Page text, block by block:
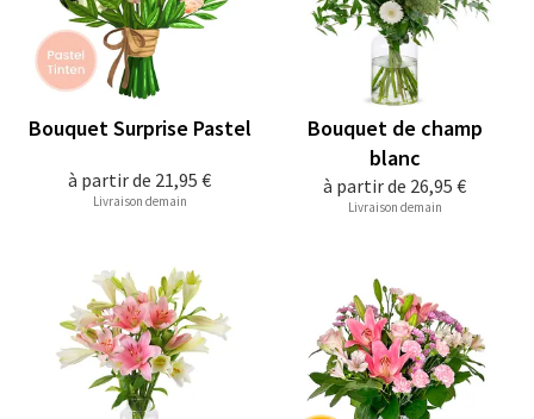
à partir de 21,95 €
Bouquet Surprise Pastel
Livraison demain
à partir de 26,95 €
Bouquet de champ
blanc
Livraison demain